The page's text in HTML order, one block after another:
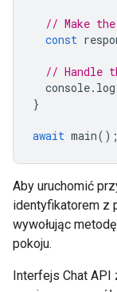
// Make
const
// Handle
console. log
}
await main();
Aby uruchomić
identyfikatorem z
wywołując metodę
pokoju.
Interfejs Chat API